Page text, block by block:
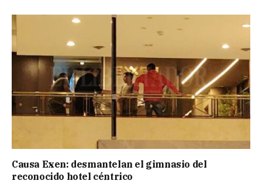
Causa Exen: desmantelan el gimnasio del
reconocido hotel céntrico